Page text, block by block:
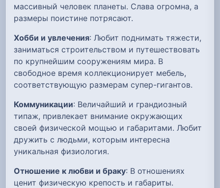
массивный человек планеты. Слава огромна, а
размеры поистине потрясают.
Хобби и увлечения: Любит поднимать тяжести,
заниматься строительством и путешествовать
по крупнейшим сооружениям мира. В
свободное время коллекционирует мебель,
соответствующую размерам супер-гигантов.
Коммуникации: Величайший и грандиозный
типаж, привлекает внимание окружающих
своей физической мощью и габаритами. Любит
дружить с людьми, которым интересна
уникальная физиология.
Отношение к любви и браку: В отношениях
ценит физическую крепость и габариты.